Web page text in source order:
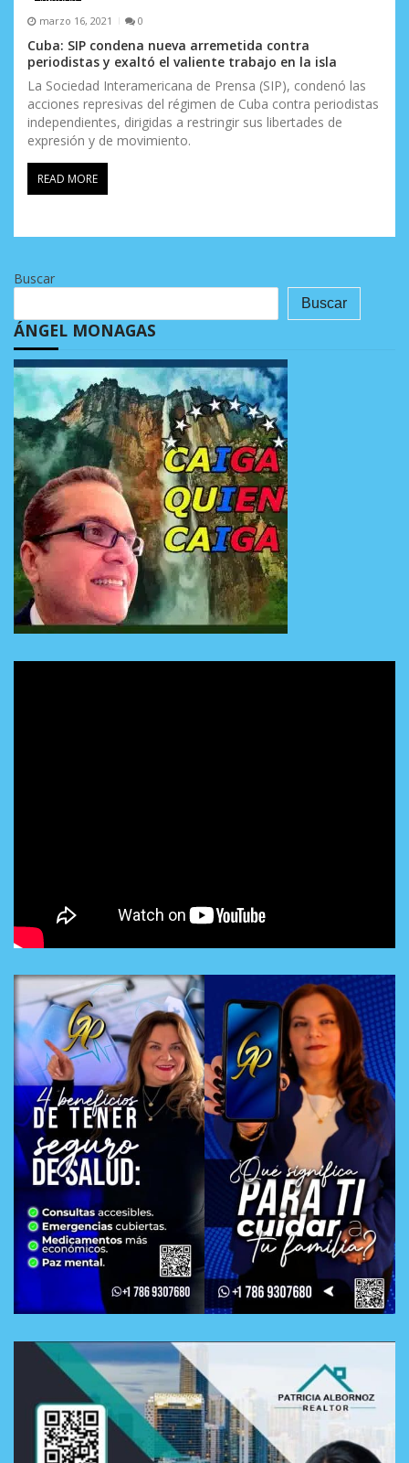
marzo 16, 2021 0
Cuba: SIP condena nueva arremetida contra
periodistas y exaltó el valiente trabajo en la isla
La Sociedad Interamericana de Prensa (SIP), condenó las
acciones represivas del régimen de Cuba contra periodistas
independientes, dirigidas a restringir sus libertades de
expresión y de movimiento.
READ MORE
Buscar
Buscar
ÁNGEL MONAGAS